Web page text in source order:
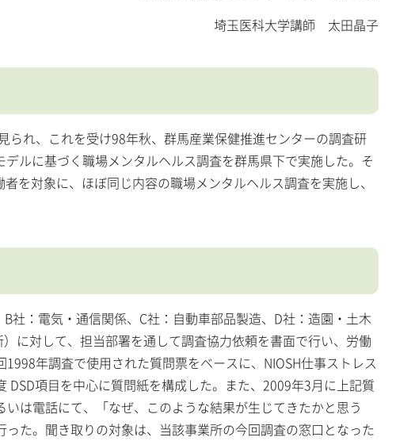
埼玉医科大学講師 太田晶子
れ、これを受け98年秋、群馬産業保健推進センターの調査研
ルに基づく職場メンタルヘルス調査を群馬県下で実施した。そ
を対象に、ほぼ同じ内容の職場メンタルヘルス調査を実施し、
社：電気・通信関係、C社：自動車部品製造、D社：造園・土木
に対して、担当部署を通して調査協力依頼を書面で行い、労働
年調査で使用された質問票をベースに、NIOSH仕事ストレス
項目を中心に質問紙を構成した。また、2009年3月に上記質
は電話にて、「なぜ、このような結果が生じてきたかと思う
た。聞き取りの対象は、当該事業所の今回調査の窓口となった